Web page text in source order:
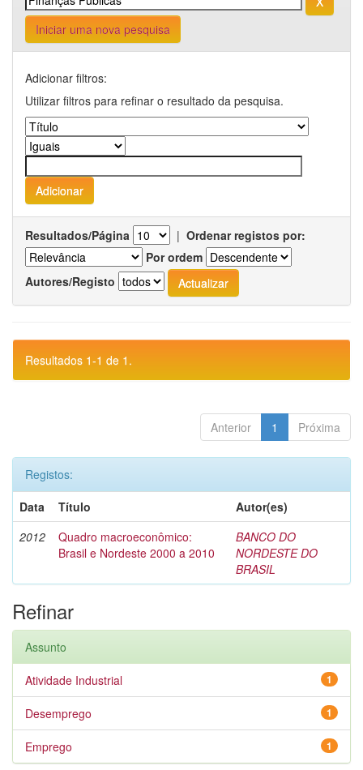
Iniciar uma nova pesquisa
Adicionar filtros:
Utilizar filtros para refinar o resultado da pesquisa.
Resultados/Página | Ordenar registos por:
Por ordem
Autores/Registo
Resultados 1-1 de 1.
Anterior 1 Próxima
Registos:
Data
Título
Autor(es)
2012
Quadro macroeconômico:
Brasil e Nordeste 2000 a 2010
BANCO DO
NORDESTE DO
BRASIL
Refinar
Assunto
1
Atividade Industrial
1
Desemprego
1
Emprego